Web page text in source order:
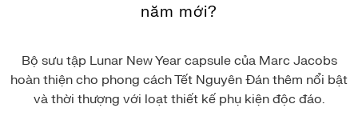
năm mới?
Bộ sưu tập Lunar New Year capsule của Marc Jacobs
hoàn thiện cho phong cách Tết Nguyên Đán thêm nổi bật
và thời thượng với loạt thiết kế phụ kiện độc đáo.